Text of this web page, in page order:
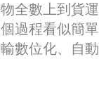
全數上到貨
過程看似簡
數位化、自